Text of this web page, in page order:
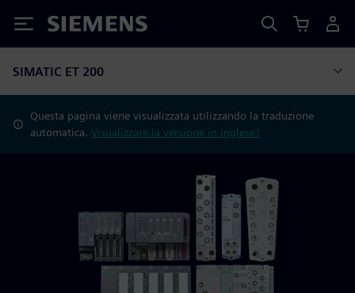
Siemens
SIMATIC ET 200
Questa pagina viene visualizzata utilizzando la traduzione
automatica.Visualizzare la versione in inglese?